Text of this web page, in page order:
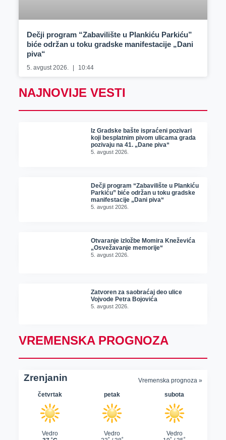
Dečji program “Zabavilište u Plankiću Parkiću”
biće održan u toku gradske manifestacije „Dani
piva“
5. avgust 2026. 10:44
NAJNOVIJE VESTI
Iz Gradske bašte ispraćeni pozivari
koji besplatnim pivom ulicama grada
pozivaju na 41. „Dane piva“
5. avgust 2026.
Dečji program “Zabavilište u Plankiću
Parkiću” biće održan u toku gradske
manifestacije „Dani piva“
5. avgust 2026.
Otvaranje izložbe Momira Kneževića
„Osvežavanje memorije“
5. avgust 2026.
Zatvoren za saobraćaj deo ulice
Vojvode Petra Bojovića
5. avgust 2026.
VREMENSKA PROGNOZA